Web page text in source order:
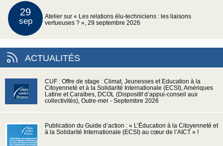
29
sep
Atelier sur « Les relations élu-techniciens : les liaisons
vertueuses ? », 29 septembre 2026
ACTUALITÉS
CUF : Offre de stage : Climat, Jeunesses et Education à la
Citoyenneté et à la Solidarité Internationale (ECSI), Amériques
Latine et Caraïbes, DCOL (Dispositif d’appui-conseil aux
collectivités), Outre-mer - Septembre 2026
Publication du Guide d’action : « L’Éducation à la Citoyenneté et
à la Solidarité Internationale (ECSI) au cœur de l’AICT » !